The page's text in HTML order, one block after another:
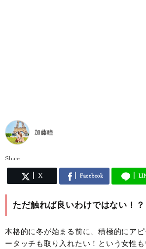
加藤瞳
Share
X Facebook
ただ触れば良いわけではない！？
本格的に冬が始まる前に、積極的にア
ータッチも取り入れたい！という女性